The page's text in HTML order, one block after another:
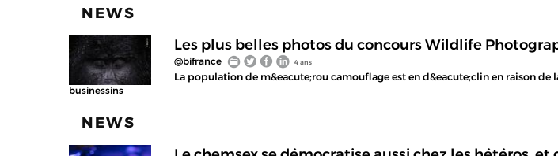
NEWS
businessins
Les plus belles photos du concours Wildlife
@bifrance 4 ans
La population de m&eacute;rou camouflage est en d&eacute;clin en raison
NEWS